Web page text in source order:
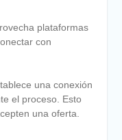
plataformas
con
una conexión
el proceso. Esto
una oferta.